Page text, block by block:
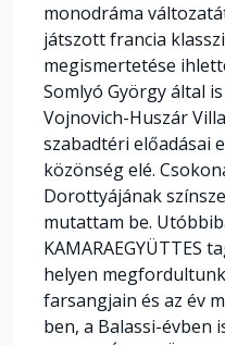
monodráma
játszott francia
megismertetése
Somlyó György által
Vojnovich-Huszár
szabadtéri előadásai
közönség elé.
Dorottyájának
mutattam be.
KAMARAEGYÜTTES
helyen
farsangjain és az év
ben, a Balassi-évben